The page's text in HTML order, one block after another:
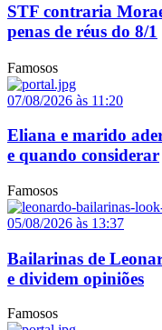
STF contraria
penas de réus do 8/1
Famosos
07/08/2026 às 11:20
Eliana e marido
e quando considerar
Famosos
05/08/2026 às 13:37
Bailarinas de
e dividem opiniões
Famosos